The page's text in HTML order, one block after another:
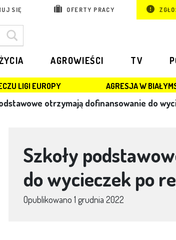
SIĘ OFERTY PRACY
AGROWIEŚCI TV
AGRESJA W BIAŁYMSTOKU: 38-LATEK
otrzymają dofinansowanie do
Szkoły
do wycieczek po
Opublikowano 1 grudnia 2022